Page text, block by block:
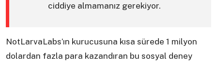
ciddiye almamanız gerekiyor.
NotLarvaLabs’ın kurucusuna kısa sürede 1 milyon
dolardan fazla para kazandıran bu sosyal deney